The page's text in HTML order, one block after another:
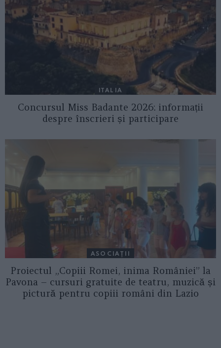
ITALIA
Concursul Miss Badante 2026: informații
despre înscrieri și participare
ASOCIAŢII
Proiectul „Copiii Romei, inima României” la
Pavona – cursuri gratuite de teatru, muzică și
pictură pentru copiii români din Lazio